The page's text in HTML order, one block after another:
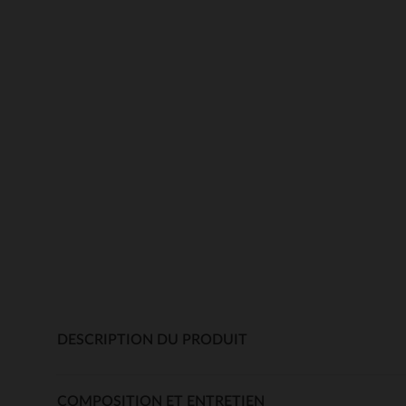
DESCRIPTION DU PRODUIT
COMPOSITION ET ENTRETIEN